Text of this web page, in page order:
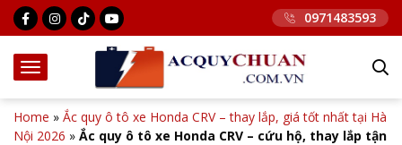
0971483593
Home » Ắc quy ô tô xe Honda CRV – thay lắp, giá tốt nhất tại Hà
Nội 2026 » Ắc quy ô tô xe Honda CRV – cứu hộ, thay lắp tận